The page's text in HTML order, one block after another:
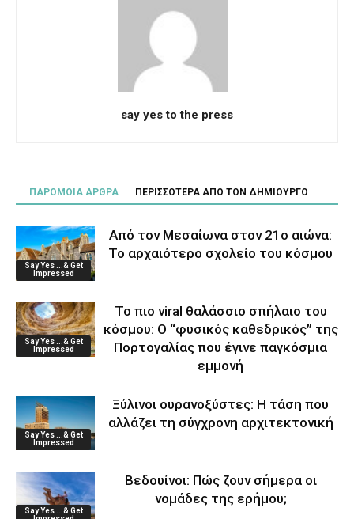
say yes to the press
ΠΑΡΟΜΟΙΑ ΑΡΘΡΑ ΠΕΡΙΣΣΟΤΕΡΑ ΑΠΟ ΤΟΝ ΔΗΜΙΟΥΡΓΟ
Say Yes ...& Get
Impressed
Από τον Μεσαίωνα στον 21ο αιώνα:
Το αρχαιότερο σχολείο του κόσμου
Say Yes ...& Get
Impressed
Το πιο viral θαλάσσιο σπήλαιο του
κόσμου: Ο “φυσικός καθεδρικός” της
Πορτογαλίας που έγινε παγκόσμια
εμμονή
Say Yes ...& Get
Impressed
Ξύλινοι ουρανοξύστες: Η τάση που
αλλάζει τη σύγχρονη αρχιτεκτονική
Say Yes ...& Get
Βεδουίνοι: Πώς ζουν σήμερα οι
νομάδες της ερήμου;